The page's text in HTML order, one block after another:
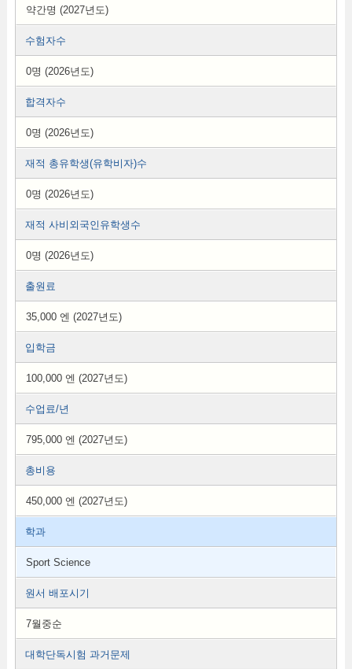
약간명 (2027년도)
수험자수
0명 (2026년도)
합격자수
0명 (2026년도)
재적 총유학생(유학비자)수
0명 (2026년도)
재적 사비외국인유학생수
0명 (2026년도)
출원료
35,000 엔 (2027년도)
입학금
100,000 엔 (2027년도)
수업료/년
795,000 엔 (2027년도)
총비용
450,000 엔 (2027년도)
학과
Sport Science
원서 배포시기
7월중순
대학단독시험 과거문제